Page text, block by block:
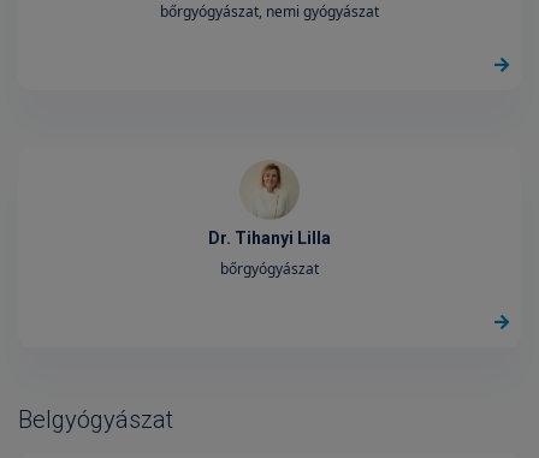
bőrgyógyászat, nemi gyógyászat
Dr. Tihanyi Lilla
bőrgyógyászat
Belgyógyászat